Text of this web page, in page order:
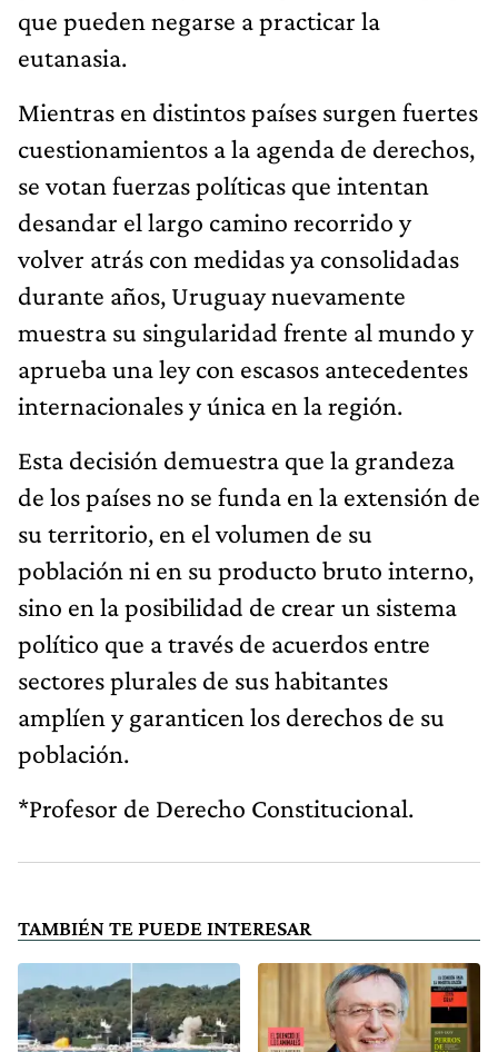
que pueden negarse a practicar la
eutanasia.
Mientras en distintos países surgen fuertes
cuestionamientos a la agenda de derechos,
se votan fuerzas políticas que intentan
desandar el largo camino recorrido y
volver atrás con medidas ya consolidadas
durante años, Uruguay nuevamente
muestra su singularidad frente al mundo y
aprueba una ley con escasos antecedentes
internacionales y única en la región.
Esta decisión demuestra que la grandeza
de los países no se funda en la extensión de
su territorio, en el volumen de su
población ni en su producto bruto interno,
sino en la posibilidad de crear un sistema
político que a través de acuerdos entre
sectores plurales de sus habitantes
amplíen y garanticen los derechos de su
población.
*Profesor de Derecho Constitucional.
TAMBIÉN TE PUEDE INTERESAR